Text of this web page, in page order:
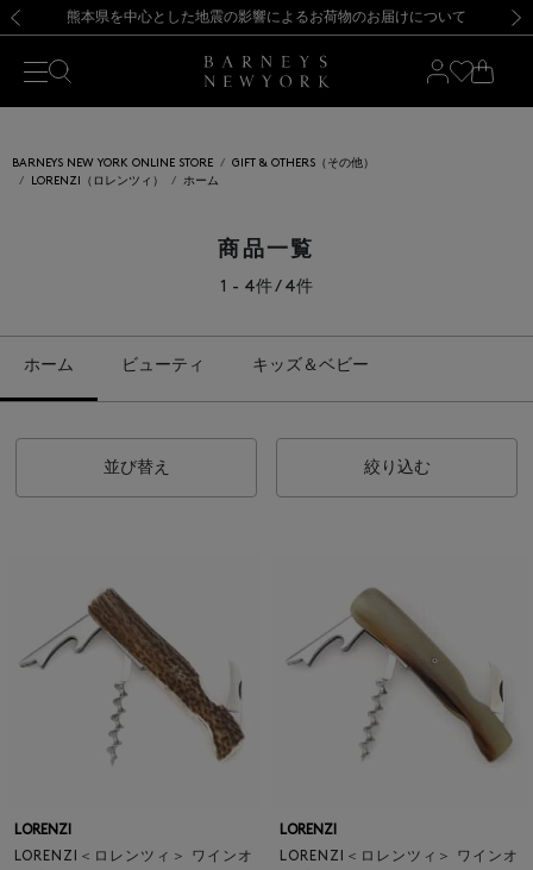
新規登録のお客様も対象！＜MY BARNEYS＞会員のお客様は11,000円（税込）以上のお買上げで常時送料無料！お買い物の際は会員登録を！
【夏季休業に伴う返品・交換承り一時停止のお知らせ】（2026.8.5）
熊本県を中心とした地震の影響によるお荷物のお届けについて
【開催中】SUMMER SALEのご案内・ご注意事項 新規登録のお客様も対象！＜MY BARNEYS＞会員のお客様は11,000円（税込）以上のお買上げで常時送料無料！お買い物の際は会員登録を！
【夏季休業に伴う返品・交換承り一時停止のお知らせ】（2026.8.5）
BARNEYS NEW YORK ONLINE STORE
GIFT & OTHERS（その他）
LORENZI（ロレンツィ）
ホーム
商品一覧
1 - 4件 / 4件
ホーム ビューティ キッズ＆ベビー
並び替え 絞り込む
LORENZI
LORENZI＜ロレンツィ＞ ワインオ
LORENZI
LORENZI＜ロレンツィ＞ ワインオ